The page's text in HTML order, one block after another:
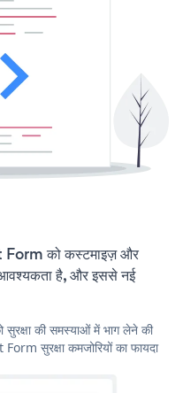
को कस्टमाइज़ और
है, और इससे नई
की समस्याओं में भाग लेने की
सुरक्षा कमजोरियों का फायदा